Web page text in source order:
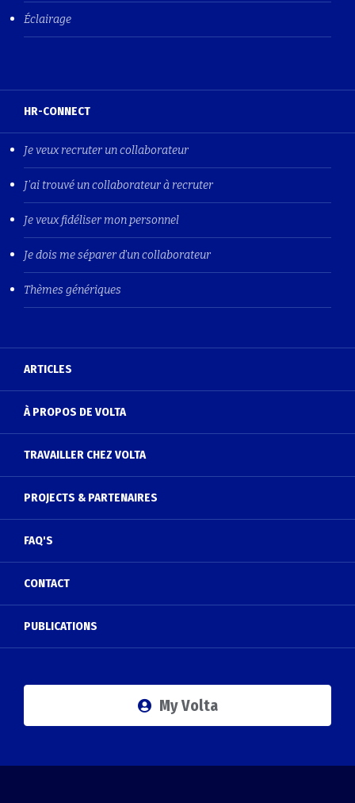
Éclairage
HR-CONNECT
Je veux recruter un collaborateur
J'ai trouvé un collaborateur à recruter
Je veux fidéliser mon personnel
Je dois me séparer d'un collaborateur
Thèmes génériques
ARTICLES
À PROPOS DE VOLTA
TRAVAILLER CHEZ VOLTA
PROJECTS & PARTENAIRES
FAQ'S
CONTACT
PUBLICATIONS
My Volta